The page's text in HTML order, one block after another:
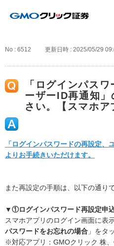
No : 6512 更新日時 : 2025/05/29
「ログインパス
ーザーID再通知
さい。【スマホア
「ログインパスワードの再設定、
よりお手続きいただけます。
また再設定の手順は、以下の通り
▼①ログインパスワード再設定申
スマホアプリのログイン画面に表
パスワードをお忘れの場合 」をタ
※対応アプリ：GMOクリック 株、